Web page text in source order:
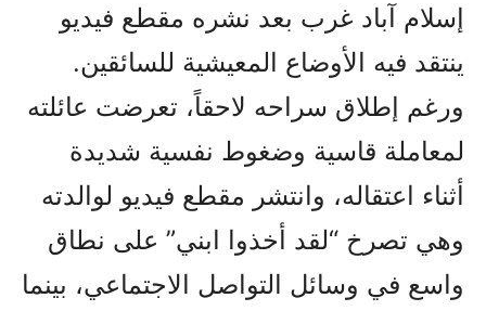
إسلام آباد غرب بعد نشره مقطع فيديو
ينتقد فيه الأوضاع المعيشية للسائقين.
ورغم إطلاق سراحه لاحقاً، تعرضت عائلته
لمعاملة قاسية وضغوط نفسية شديدة
أثناء اعتقاله، وانتشر مقطع فيديو لوالدته
وهي تصرخ “لقد أخذوا ابني” على نطاق
واسع في وسائل التواصل الاجتماعي، بينما